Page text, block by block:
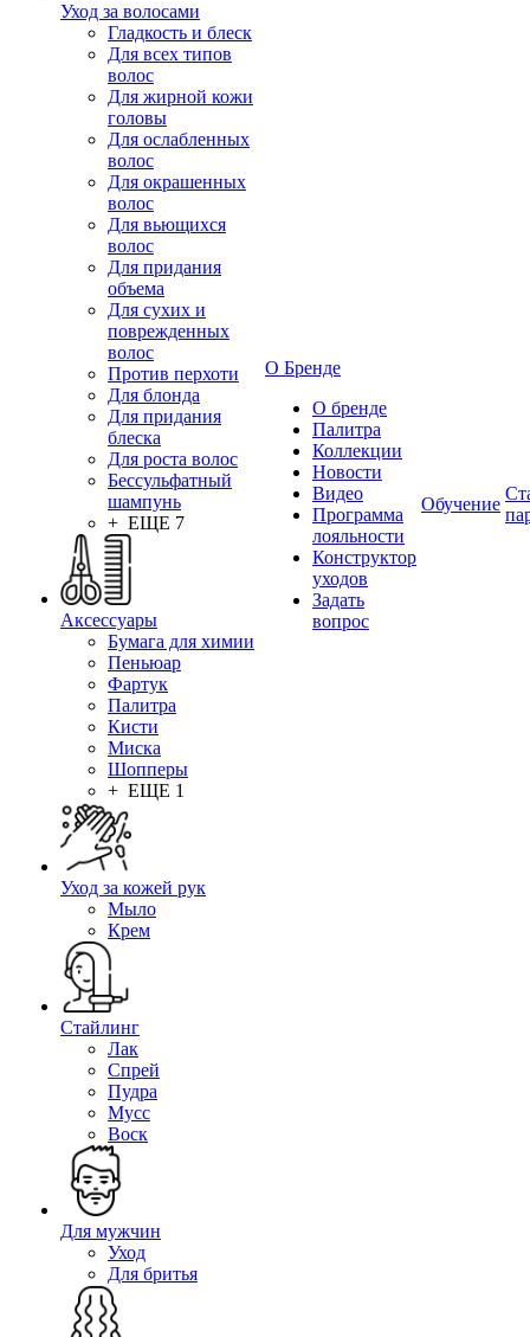
Уход за волосами
Гладкость и блеск
Для всех типов
волос
Для жирной кожи
головы
Для ослабленных
волос
Для окрашенных
волос
Для вьющихся
волос
Для придания
объема
Для сухих и
поврежденных
волос
Против перхоти
Для блонда
Для придания
блеска
Для роста волос
Бессульфатный
шампунь
+ ЕЩЕ 7
Аксессуары
Бумага для химии
Пеньюар
Фартук
Палитра
Кисти
Миска
Шопперы
+ ЕЩЕ 1
Уход за кожей рук
Мыло
Крем
Стайлинг
Лак
Спрей
Пудра
Мусс
Воск
Для мужчин
Уход
Для бритья
О Бренде
О бренде
Палитра
Коллекции
Новости
Видео
Программа
лояльности
Конструктор
уходов
Задать
вопрос
Обучение